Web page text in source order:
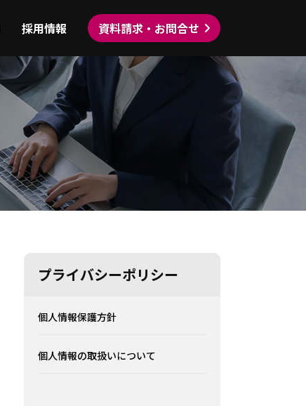
採用情報 資料請求・お問合せ
プライバシーポリシー
個人情報保護方針
個人情報の取扱いについて